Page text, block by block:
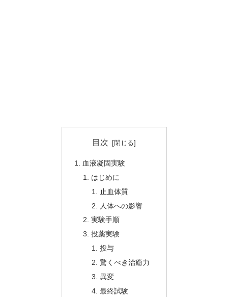
目次
血液凝固実験
はじめに
止血体質
人体への影響
実験手順
投薬実験
投与
驚くべき治癒力
異変
最終試験